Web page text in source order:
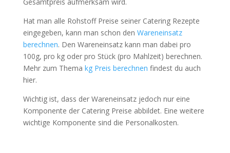
Hat man alle Rohstoff Preise seiner Catering Rezepte
eingegeben, kann man schon den Wareneinsatz
berechnen. Den Wareneinsatz kann man dabei pro
100g, pro kg oder pro Stück (pro Mahlzeit) berechnen.
Mehr zum Thema kg Preis berechnen findest du auch
hier.
Wichtig ist, dass der Wareneinsatz jedoch nur eine
Komponente der Catering Preise abbildet. Eine weitere
wichtige Komponente sind die Personalkosten.